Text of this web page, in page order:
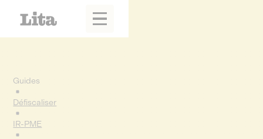
Guides
Défiscaliser
IR-PME